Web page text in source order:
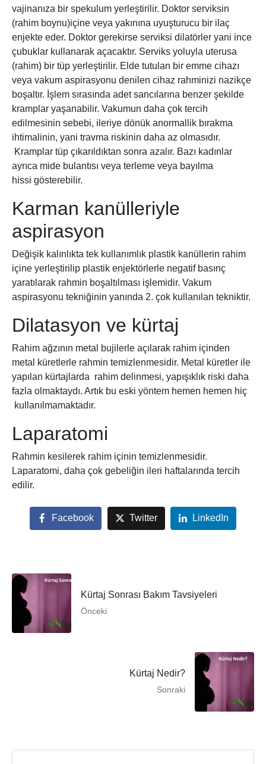
vajinanıza bir spekulum yerleştirilir. Doktor serviksin
(rahim boynu)içine veya yakınına uyuşturucu bir ilaç
enjekte eder. Doktor gerekirse serviksi dilatörler yani ince
çubuklar kullanarak açacaktır. Serviks yoluyla uterusa
(rahim) bir tüp yerleştirilir. Elde tutulan bir emme cihazı
veya vakum aspirasyonu denilen cihaz rahminizi nazikçe
boşaltır. İşlem sırasında adet sancılarına benzer şekilde
kramplar yaşanabilir. Vakumun daha çok tercih
edilmesinin sebebi, ileriye dönük anormallik bırakma
ihtimalinin, yani travma riskinin daha az olmasıdır.
Kramplar tüp çıkarıldıktan sonra azalır. Bazı kadınlar
ayrıca mide bulantısı veya terleme veya bayılma
hissi gösterebilir.
Karman kanülleriyle
aspirasyon
Değişik kalınlıkta tek kullanımlık plastik kanüllerin rahim
içine yerleştirilip plastik enjektörlerle negatif basınç
yaratılarak rahmin boşaltılması işlemidir. Vakum
aspirasyonu tekniğinin yanında 2. çok kullanılan tekniktir.
Dilatasyon ve kürtaj
Rahim ağzının metal bujilerle açılarak rahim içinden
metal küretlerle rahmin temizlenmesidir. Metal küretler ile
yapılan kürtajlarda rahim delinmesi, yapışıklık riski daha
fazla olmaktaydı. Artık bu eski yöntem hemen hemen hiç
kullanılmamaktadır.
Laparatomi
Rahmin kesilerek rahim içinin temizlenmesidir.
Laparatomi, daha çok gebeliğin ileri haftalarında tercih
edilir.
Facebook Twitter LinkedIn
Kürtaj Sonrası Bakım Tavsiyeleri
Önceki
Kürtaj Nedir?
Sonraki